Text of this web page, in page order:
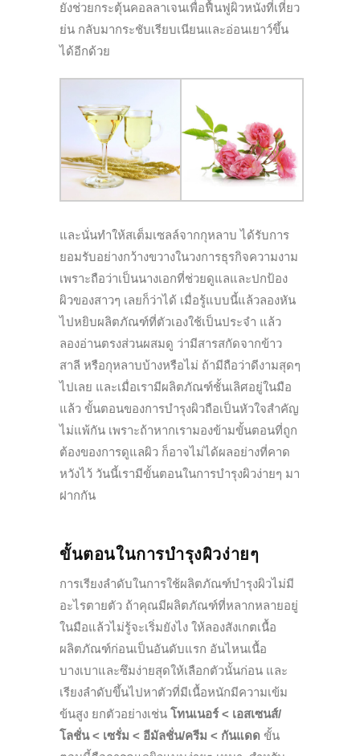
ยังช่วยกระตุ้นคอลลาเจนเพื่อฟื้นฟูผิวหนังที่เหี่ยว
ย่น กลับมากระชับเรียบเนียนและอ่อนเยาว์ขึ้น
ได้อีกด้วย
และนั่นทำให้สเต็มเซลล์จากกุหลาบ ได้รับการ
ยอมรับอย่างกว้างขวางในวงการธุรกิจความงาม
เพราะถือว่าเป็นนางเอกที่ช่วยดูแลและปกป้อง
ผิวของสาวๆ เลยก็ว่าได้ เมื่อรู้แบบนี้แล้วลองหัน
ไปหยิบผลิตภัณฑ์ที่ตัวเองใช้เป็นประจำ แล้ว
ลองอ่านตรงส่วนผสมดู ว่ามีสารสกัดจากข้าว
สาลี หรือกุหลาบบ้างหรือไม่ ถ้ามีถือว่าดีงามสุดๆ
ไปเลย และเมื่อเรามีผลิตภัณฑ์ชั้นเลิศอยู่ในมือ
แล้ว ขั้นตอนของการบำรุงผิวถือเป็นหัวใจสำคัญ
ไม่แพ้กัน เพราะถ้าหากเรามองข้ามขั้นตอนที่ถูก
ต้องของการดูแลผิว ก็อาจไม่ได้ผลอย่างที่คาด
หวังไว้ วันนี้เรามีขั้นตอนในการบำรุงผิวง่ายๆ มา
ฝากกัน
ขั้นตอนในการบำรุงผิวง่ายๆ
การเรียงลำดับในการใช้ผลิตภัณฑ์บำรุงผิวไม่มี
อะไรตายตัว ถ้าคุณมีผลิตภัณฑ์ที่หลากหลายอยู่
ในมือแล้วไม่รู้จะเริ่มยังไง ให้ลองสังเกตเนื้อ
ผลิตภัณฑ์ก่อนเป็นอันดับแรก อันไหนเนื้อ
บางเบาและซึมง่ายสุดให้เลือกตัวนั้นก่อน และ
เรียงลำดับขึ้นไปหาตัวที่มีเนื้อหนักมีความเข้ม
ข้นสูง ยกตัวอย่างเช่น โทนเนอร์ < เอสเซนส์/
โลชั่น < เซรั่ม < อีมัลชั่น/ครีม < กันแดด ขั้น